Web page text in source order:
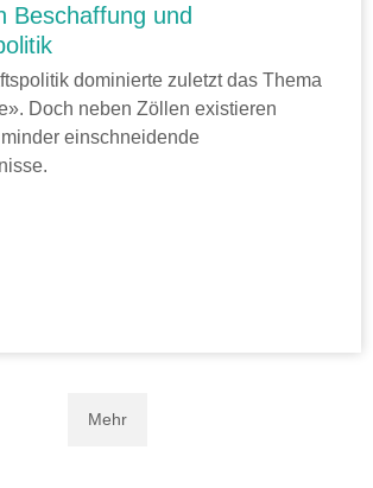
Beschaffung und
dominierte zuletzt das Thema
Doch neben Zöllen existieren
einschneidende
Mehr